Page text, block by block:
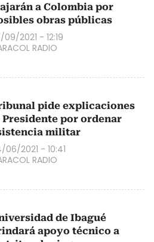
a Colombia por
obras públicas
09/2021 - 12:19
RADIO
pide explicaciones
Presidente por ordenar
militar
06/2021 - 10:41
RADIO
de Ibagué
apoyo técnico a